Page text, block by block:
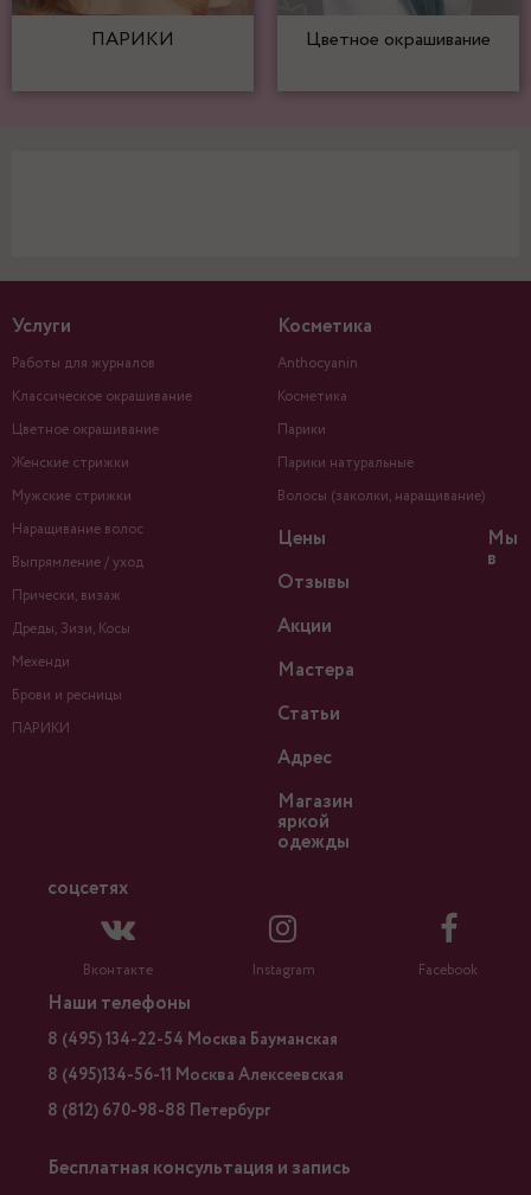
ПАРИКИ Цветное окрашивание
Услуги
Работы для журналов
Классическое окрашивание
Цветное окрашивание
Женские стрижки
Мужские стрижки
Наращивание волос
Выпрямление / уход
Прически, визаж
Дреды, Зизи, Косы
Мехенди
Брови и ресницы
ПАРИКИ
Косметика
Anthocyanin
Косметика
Парики
Парики натуральные
Волосы (заколки, наращивание)
Цены
Отзывы
Акции
Мастера
Статьи
Адрес
Магазин
яркой
одежды
Мы
в
соцсетях
Вконтакте Instagram Facebook
Наши телефоны
8 (495) 134-22-54 Москва Бауманская
8 (495)134-56-11 Москва Алексеевская
8 (812) 670-98-88 Петербург
Бесплатная консультация и запись